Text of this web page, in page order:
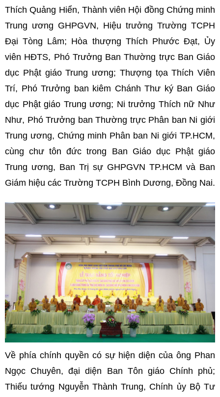
Thích Quảng Hiển, Thành viên Hội đồng Chứng minh
Trung ương GHPGVN, Hiệu trưởng Trường TCPH
Đại Tòng Lâm; Hòa thượng Thích Phước Đạt, Ủy
viên HĐTS, Phó Trưởng Ban Thường trực Ban Giáo
dục Phật giáo Trung ương; Thượng tọa Thích Viên
Trí, Phó Trưởng ban kiêm Chánh Thư ký Ban Giáo
dục Phật giáo Trung ương; Ni trưởng Thích nữ Như
Như, Phó Trưởng ban Thường trực Phân ban Ni giới
Trung ương, Chứng minh Phân ban Ni giới TP.HCM,
cùng chư tôn đức trong Ban Giáo dục Phật giáo
Trung ương, Ban Trị sự GHPGVN TP.HCM và Ban
Giám hiệu các Trường TCPH Bình Dương, Đồng Nai.
Về phía chính quyền có sự hiện diện của ông Phan
Ngọc Chuyên, đại diện Ban Tôn giáo Chính phủ;
Thiếu tướng Nguyễn Thành Trung, Chính ủy Bộ Tư